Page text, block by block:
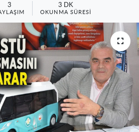
3 3 DK
OKUNMA SÜRESI